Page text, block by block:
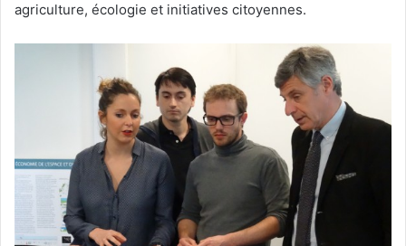
agriculture, écologie et initiatives citoyennes.